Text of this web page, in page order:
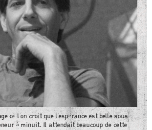
où l'on croit que l'espérance est belle sous
à minuit. Il attendait beaucoup de cette